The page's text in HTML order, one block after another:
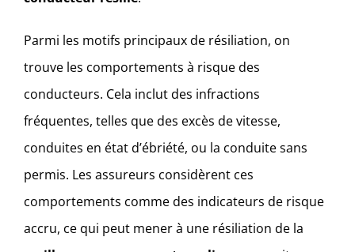
Parmi les motifs principaux de résiliation, on
trouve les comportements à risque des
conducteurs. Cela inclut des infractions
fréquentes, telles que des excès de vitesse,
conduites en état d’ébriété, ou la conduite sans
permis. Les assureurs considèrent ces
comportements comme des indicateurs de risque
accru, ce qui peut mener à une résiliation de la